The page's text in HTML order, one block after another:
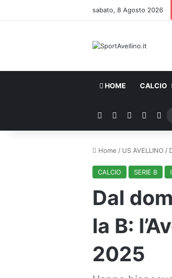
sabato, 8 Agosto 2026
HOME CALCIO
Facebook You Tube
Home / US AVELLINO /
CALCIO SERIE B
Dal
la B:
2025